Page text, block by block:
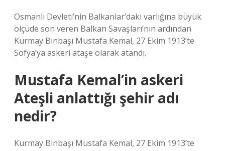
Osmanlı Devleti’nin Balkanlar’daki varlığına büyük
ölçüde son veren Balkan Savaşları’nın ardından
Kurmay Binbaşı Mustafa Kemal, 27 Ekim 1913’te
Sofya’ya askeri ataşe olarak atandı.
Mustafa Kemal’in askeri
Ateşli anlattığı şehir adı
nedir?
Kurmay Binbaşı Mustafa Kemal, 27 Ekim 1913’te